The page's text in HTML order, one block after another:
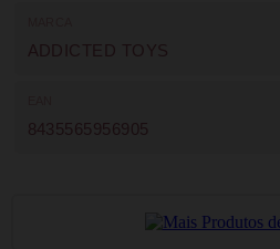
ADDICTED TOYS
8435565956905